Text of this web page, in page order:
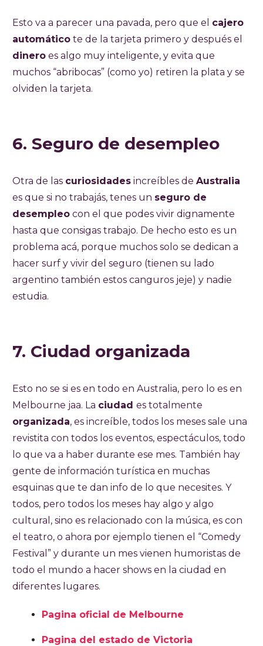
Esto va a parecer una pavada, pero que el cajero
automático te de la tarjeta primero y después el
dinero es algo muy inteligente, y evita que
muchos “abribocas” (como yo) retiren la plata y se
olviden la tarjeta.
6. Seguro de desempleo
Otra de las curiosidades increíbles de Australia
es que si no trabajás, tenes un seguro de
desempleo con el que podes vivir dignamente
hasta que consigas trabajo. De hecho esto es un
problema acá, porque muchos solo se dedican a
hacer surf y vivir del seguro (tienen su lado
argentino también estos canguros jeje) y nadie
estudia.
7. Ciudad organizada
Esto no se si es en todo en Australia, pero lo es en
Melbourne jaa. La ciudad es totalmente
organizada, es increíble, todos los meses sale una
revistita con todos los eventos, espectáculos, todo
lo que va a haber durante ese mes. También hay
gente de información turística en muchas
esquinas que te dan info de lo que necesites. Y
todos, pero todos los meses hay algo y algo
cultural, sino es relacionado con la música, es con
el teatro, o ahora por ejemplo tienen el “Comedy
Festival” y durante un mes vienen humoristas de
todo el mundo a hacer shows en la ciudad en
diferentes lugares.
Pagina oficial de Melbourne
Pagina del estado de Victoria